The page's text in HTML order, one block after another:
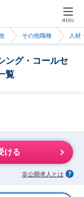
MENU
その他職種 人材
ング・コールセ
覧
ける
非公開求人とは